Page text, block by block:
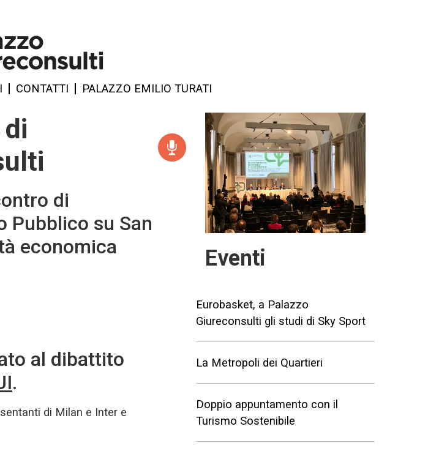
CONTATTI PALAZZO EMILIO TURATI
di
Pubblico su San
economica
al dibattito
.
di Milan e Inter e
Eventi
Eurobasket, a Palazzo
Giureconsulti gli studi di Sky Sport
La Metropoli dei Quartieri
Doppio appuntamento con il
Turismo Sostenibile